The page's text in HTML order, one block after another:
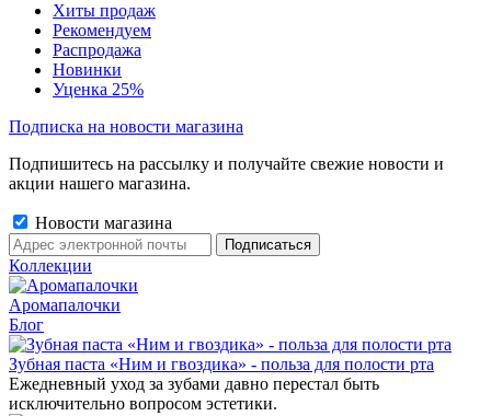
Хиты продаж
Рекомендуем
Распродажа
Новинки
Уценка 25%
Подписка на новости магазина
Подпишитесь на рассылку и получайте свежие новости и
акции нашего магазина.
Новости магазина
Коллекции
Аромапалочки
Блог
Зубная паста «Ним и гвоздика» - польза для полости рта
Ежедневный уход за зубами давно перестал быть
исключительно вопросом эстетики.